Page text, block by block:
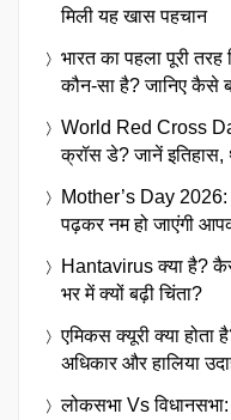
मिली यह खास पहचान
भारत का पहला पूरी
कौन-सा है? जानिए कैसे
World Red Cross
क्रॉस डे? जानें इतिहास,
Mother’s Day 2026:
पढ़कर नम हो जाएंगी
Hantavirus क्या है?
भर में क्यों बढ़ी चिंता?
एमिकस क्यूरी क्या होता
अधिकार और हालिया
लोकसभा Vs